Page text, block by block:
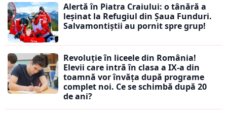
Alertă în Piatra Craiului: o tânără a
leșinat la Refugiul din Șaua Funduri.
Salvamontiștii au pornit spre grup!
Revoluție în liceele din România!
Elevii care intră în clasa a IX-a din
toamnă vor învăța după programe
complet noi. Ce se schimbă după 20
de ani?